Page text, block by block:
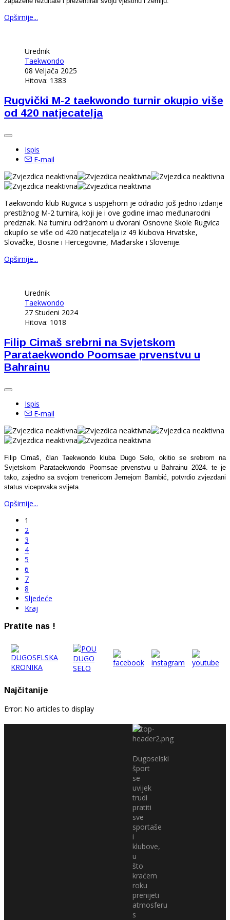
Opširnije...
Urednik
Taekwondo
08 Veljača 2025
Hitova: 1383
Rugvički M-2 taekwondo turnir okupio više
od 420 natjecatelja
Ispis
E-mail
Taekwondo klub Rugvica s uspjehom je odradio još jedno izdanje
prestižnog M-2 turnira, koji je i ove godine imao međunarodni
predznak. Na turniru održanom u dvorani Osnovne škole Rugvica
okupilo se više od 420 natjecatelja iz 49 klubova Hrvatske,
Slovačke, Bosne i Hercegovine, Mađarske i Slovenije.
Opširnije...
Urednik
Taekwondo
27 Studeni 2024
Hitova: 1018
Filip Cimaš srebrni na Svjetskom
Parataekwondo Poomsae prvenstvu u
Bahrainu
Ispis
E-mail
Filip Cimaš, član Taekwondo kluba Dugo Selo, okitio se srebrom na
Svjetskom Parataekwondo Poomsae prvenstvu u Bahrainu 2024. te je
tako, zajedno sa svojom trenericom Jernejom Bambić, potvrdio zvjezdani
status viceprvaka svijeta.
Opširnije...
1
2
3
4
5
6
7
8
Sljedeće
Kraj
Pratite nas !
Najčitanije
Error: No articles to display
Dugoselski
šport
se
uvijek
trudi
pratiti
sve
sportaše
i
klubove,
u
što
kraćem
roku
prenijeti
atmosferu
s